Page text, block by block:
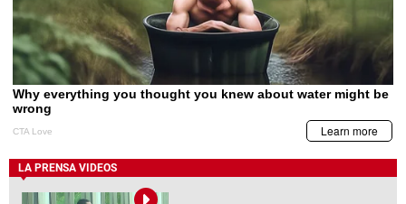
LA PRENSA VIDEOS